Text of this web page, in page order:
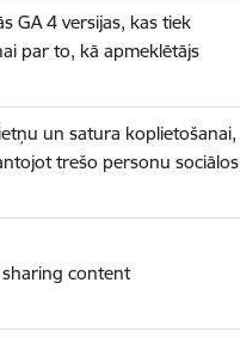
GA 4 versijas, kas tiek
par to, kā apmeklētājs
un satura koplietošanai,
trešo personu sociālos
content